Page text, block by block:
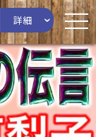
詳細